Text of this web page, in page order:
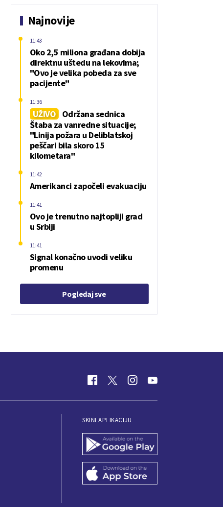
Najnovije
Oko 2,5 miliona građana dobija
direktnu uštedu na lekovima;
"Ovo je velika pobeda za sve
pacijente"
11:43
UŽIVO
Održana sednica
Štaba za vanredne situacije;
"Linija požara u Deliblatskoj
peščari bila skoro 15
kilometara"
11:36
Amerikanci započeli evakuaciju
11:42
Ovo je trenutno najtopliji grad
u Srbiji
11:41
Signal konačno uvodi veliku
promenu
11:41
Pogledaj sve
SKINI APLIKACIJU